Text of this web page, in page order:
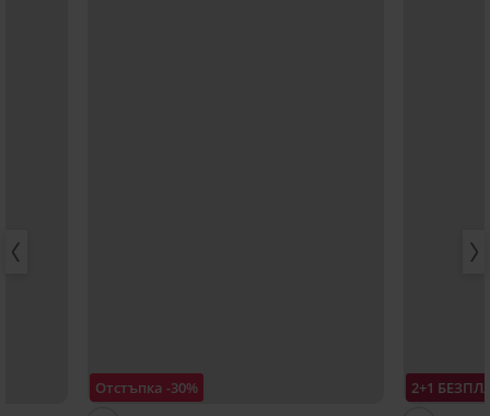
Отстъпка -30% 2+1